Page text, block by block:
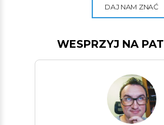
DAJ NAM ZNAĆ
WESPRZYJ NA